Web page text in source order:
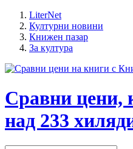
LiterNet
Културни новини
Книжен пазар
За култура
Сравни цени,
над 233